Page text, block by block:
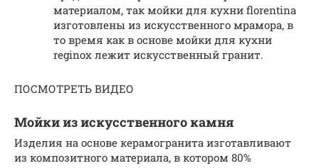
материалом, так мойки для кухни florentina
изготовлены из искусственного мрамора, в
то время как в основе мойки для кухни
reginox лежит искусственный гранит.
ПОСМОТРЕТЬ ВИДЕО
Мойки из искусственного камня
Изделия на основе керамогранита изготавливают
из композитного материала, в котором 80%